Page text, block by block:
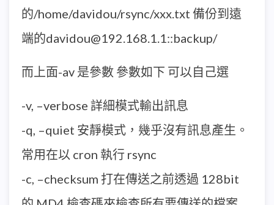
的/home/davidou/rsync/xxx.txt 備份到遠
端的davidou@192.168.1.1::backup/
而上面-av 是參數 參數如下 可以自己選
-v, –verbose 詳細模式輸出訊息
-q, –quiet 安靜模式，幾乎沒有訊息產生。
常用在以 cron 執行 rsync
-c, –checksum 打在傳送之前透過 128bit